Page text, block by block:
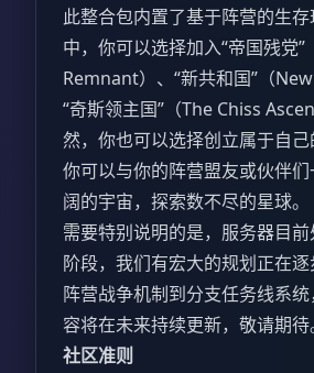
此整合包内置了基于阵营的生
中，你可以选择加入“帝国残党
Remnant）、“新共和国”（
“奇斯领主国”（The Chiss
然，你也可以选择创立属于自己
你可以与你的阵营盟友或伙伴
阔的宇宙，探索数不尽的星球。
需要特别说明的是，服务器目
阶段，我们有宏大的规划正在
阵营战争机制到分支任务线系
容将在未来持续更新，敬请期待
社区准则